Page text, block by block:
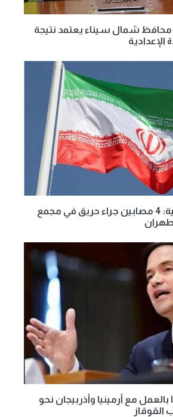
نجاح 100%.. محافظ شمال سيناء يعتمد نتيجة
الإعدادية
وكالة تسنيم الإيرانية: 4 مصابين جراء حريق في مجمع
بالعمل مع أرمينيا وأذربيجان نحو
القوقاز